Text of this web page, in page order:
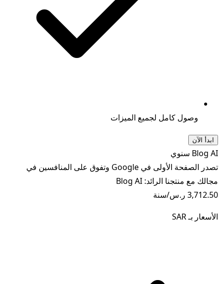
وصول كامل لجميع الميزات
ابدأ الآن
Blog AI سنوي
تصدر الصفحة الأولى في Google وتفوق على المنافسين في
مجالك مع منتجنا الرائد: Blog AI
3,712.50 ر.س
/سنة
الأسعار بـSAR